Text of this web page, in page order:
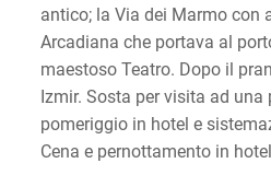
antico; la Via dei Marmo con
Arcadiana che portava al
maestoso Teatro. Dopo il
Izmir. Sosta per visita ad una
pomeriggio in hotel e
Cena e pernottamento in